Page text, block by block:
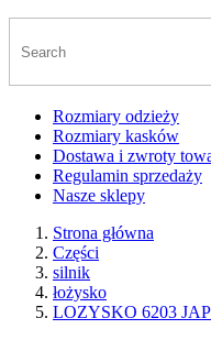
Rozmiary odzieży
Rozmiary kasków
Dostawa i zwroty
Regulamin sprzedaży
Nasze sklepy
Strona główna
Części
silnik
łożysko
LOZYSKO 6203 JAP